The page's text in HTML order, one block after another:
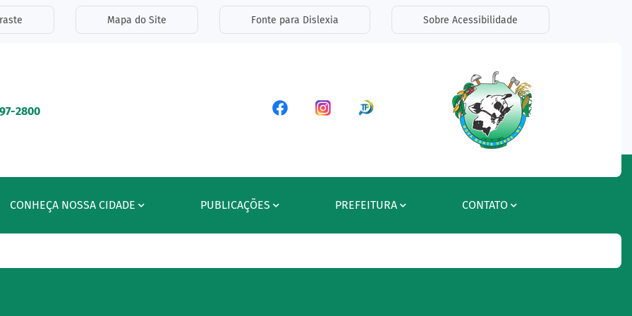
de acessibilidade
Mapa do Site Fonte para Dislexia Sobre Acessibilidade
2800 Acessar a Rede Social Facebook
Acessar a Rede Social Instagram
Acessar a Rede Social Radar
CONHEÇA NOSSA CIDADE PUBLICAÇÕES PREFEITURA CONTATO